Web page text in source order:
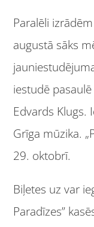
Paralēli
augustā sāks
iestudē
Edvards Klugs.
Grīga mūzika.
29. oktobrī.
Biļetes uz var
Paradīzes”